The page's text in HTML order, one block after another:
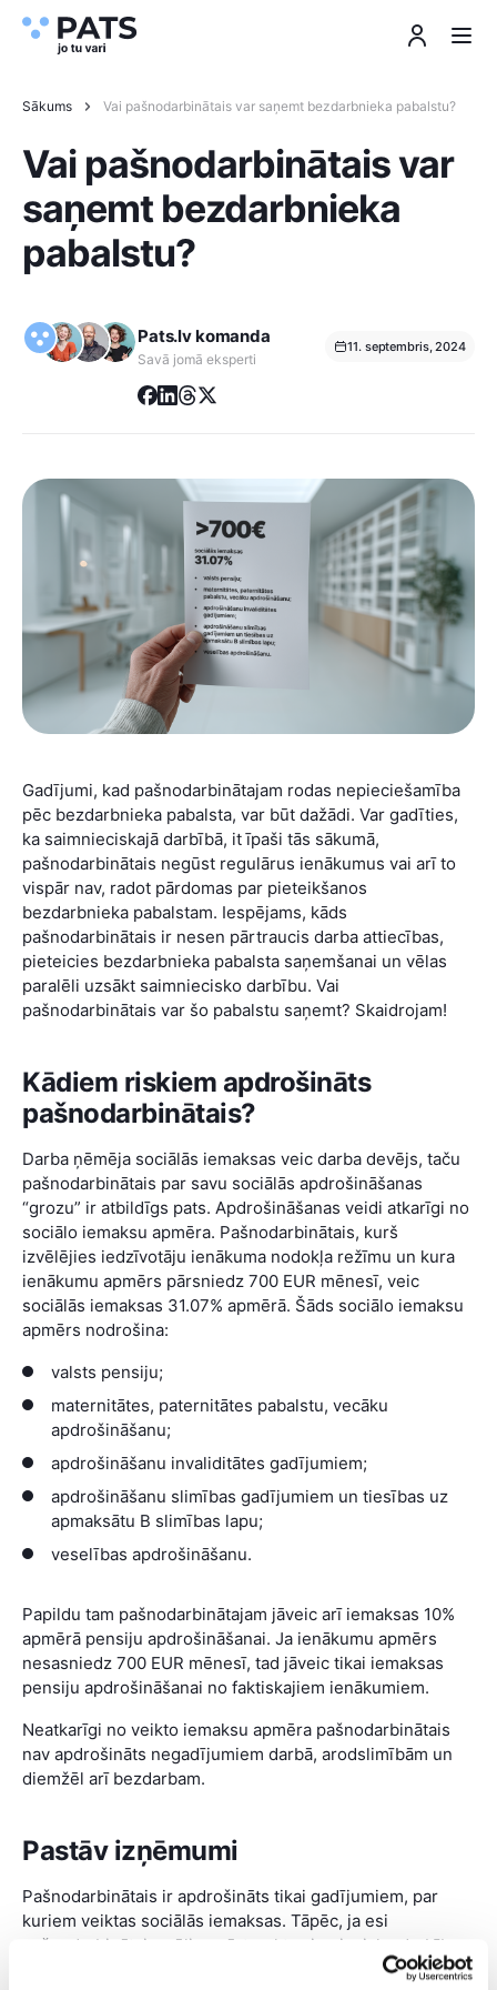
Sākums Vai pašnodarbinātais var saņemt bezdarbnieka pabalstu?
Vai pašnodarbinātais var
saņemt bezdarbnieka
pabalstu?
Pats.lv komanda
Savā jomā eksperti
11. septembris, 2024
Gadījumi, kad pašnodarbinātajam rodas nepieciešamība
pēc bezdarbnieka pabalsta, var būt dažādi. Var gadīties,
ka saimnieciskajā darbībā, it īpaši tās sākumā,
pašnodarbinātais negūst regulārus ienākumus vai arī to
vispār nav, radot pārdomas par pieteikšanos
bezdarbnieka pabalstam. Iespējams, kāds
pašnodarbinātais ir nesen pārtraucis darba attiecības,
pieteicies bezdarbnieka pabalsta saņemšanai un vēlas
paralēli uzsākt saimniecisko darbību. Vai
pašnodarbinātais var šo pabalstu saņemt? Skaidrojam!
Kādiem riskiem apdrošināts
pašnodarbinātais?
Darba ņēmēja sociālās iemaksas veic darba devējs, taču
pašnodarbinātais par savu sociālās apdrošināšanas
“grozu” ir atbildīgs pats. Apdrošināšanas veidi atkarīgi no
sociālo iemaksu apmēra. Pašnodarbinātais, kurš
izvēlējies iedzīvotāju ienākuma nodokļa režīmu un kura
ienākumu apmērs pārsniedz 700 EUR mēnesī, veic
sociālās iemaksas 31.07% apmērā. Šāds sociālo iemaksu
apmērs nodrošina:
valsts pensiju;
maternitātes, paternitātes pabalstu, vecāku
apdrošināšanu;
apdrošināšanu invaliditātes gadījumiem;
apdrošināšanu slimības gadījumiem un tiesības uz
apmaksātu B slimības lapu;
veselības apdrošināšanu.
Papildu tam pašnodarbinātajam jāveic arī iemaksas 10%
apmērā pensiju apdrošināšanai. Ja ienākumu apmērs
nesasniedz 700 EUR mēnesī, tad jāveic tikai iemaksas
pensiju apdrošināšanai no faktiskajiem ienākumiem.
Neatkarīgi no veikto iemaksu apmēra pašnodarbinātais
nav apdrošināts negadījumiem darbā, arodslimībām un
diemžēl arī bezdarbam.
Pastāv izņēmumi
Pašnodarbinātais ir apdrošināts tikai gadījumiem, par
kuriem veiktas sociālās iemaksas. Tāpēc, ja esi
pašnodarbinātais, vēlies pārtraukt saimniecisko darbību
un iepriekš neesi bijis darba attiecībās, tad bezdarbnieka